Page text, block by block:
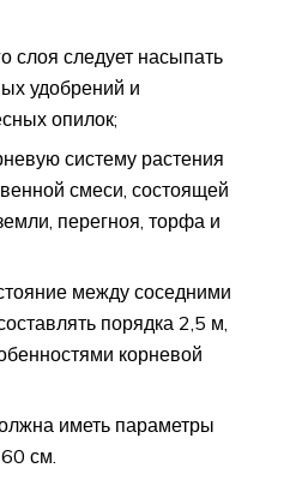
слоя следует насыпать
удобрений и
опилок;
систему растения
смеси, состоящей
перегноя, торфа и
между соседними
порядка 2,5 м,
корневой
иметь параметры
см.